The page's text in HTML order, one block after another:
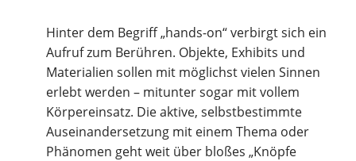
Hinter dem Begriff „hands-on“ verbirgt sich ein
Aufruf zum Berühren. Objekte, Exhibits und
Materialien sollen mit möglichst vielen Sinnen
erlebt werden – mitunter sogar mit vollem
Körpereinsatz. Die aktive, selbstbestimmte
Auseinandersetzung mit einem Thema oder
Phänomen geht weit über bloßes „Knöpfe